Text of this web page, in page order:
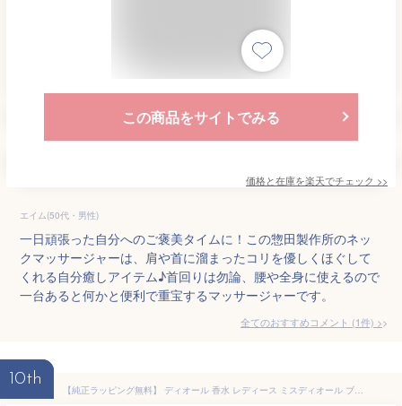
この商品をサイトでみる
価格と在庫を楽天でチェック >>
エイム(50代・男性)
一日頑張った自分へのご褒美タイムに！この惣田製作所のネッ
クマッサージャーは、肩や首に溜まったコリを優しくほぐして
くれる自分癒しアイテム♪首回りは勿論、腰や全身に使えるので
一台あると何かと便利で重宝するマッサージャーです。
全てのおすすめコメント (1件) >
10th
【純正ラッピング無料】 ディオール 香水 レディース ミスディオール ブルーミング ブーケ 30ml 名入れ Dior オードトワレ EDT フレグランス コスメ 化粧品 ブランド 正規品 新品 ギフト 母の日 プレゼント 花以外 女性 誕生日 名前入り 刻印 デパコス